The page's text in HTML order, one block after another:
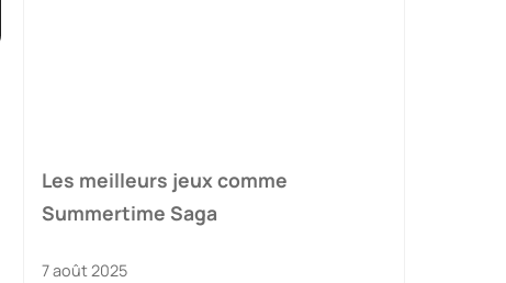
Les meilleurs jeux comme
Summertime Saga
7 août 2025